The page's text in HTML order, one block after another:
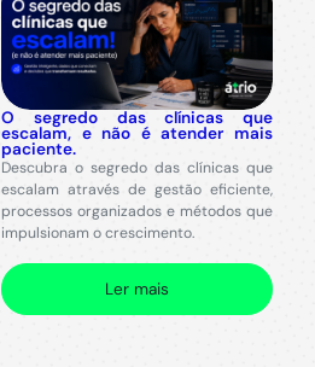
O segredo das clínicas que
escalam, e não é atender mais
paciente.
Descubra o segredo das clínicas que
escalam através de gestão eficiente,
processos organizados e métodos que
impulsionam o crescimento.
Ler mais